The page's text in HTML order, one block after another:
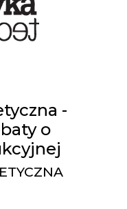
-
o